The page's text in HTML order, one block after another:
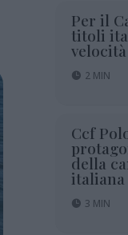
Per il
titoli
velocità
2 MIN
Ccf
della
italiana
3 MIN